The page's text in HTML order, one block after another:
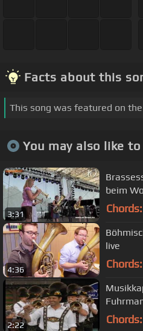
Facts about this
This song was featured on
You may also like
3:31
beim
Chords:
4:36
live
Chords:
2:22 Chords: